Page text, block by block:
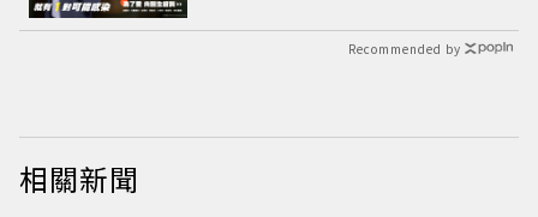
Recommended by
相關新聞